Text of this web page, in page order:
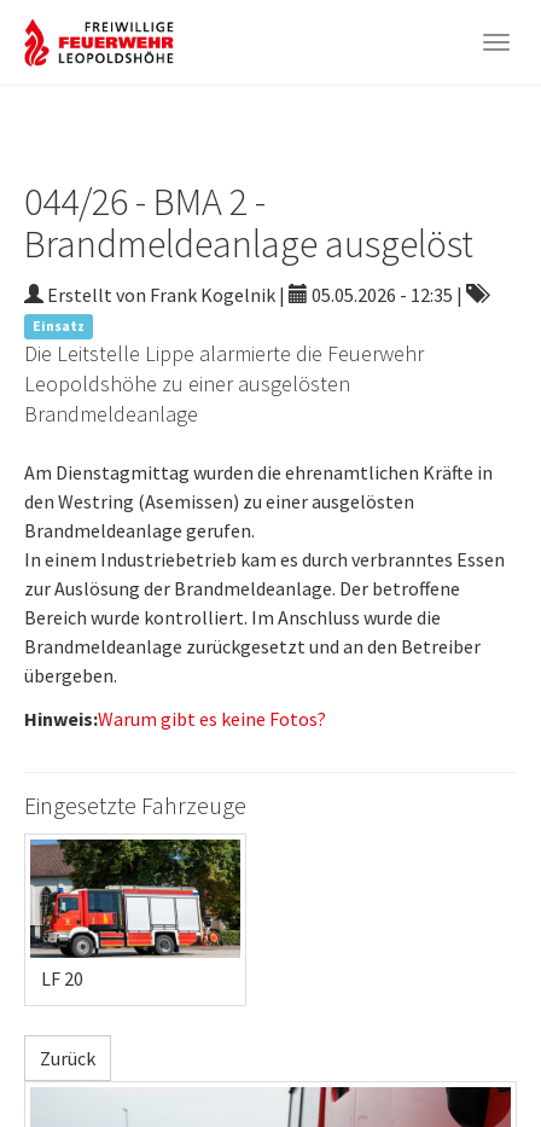
044/26 - BMA 2 -
Brandmeldeanlage ausgelöst
Erstellt von Frank Kogelnik | 05.05.2026 - 12:35 |
Einsatz
Die Leitstelle Lippe alarmierte die Feuerwehr
Leopoldshöhe zu einer ausgelösten
Brandmeldeanlage
Am Dienstagmittag wurden die ehrenamtlichen Kräfte in
den Westring (Asemissen) zu einer ausgelösten
Brandmeldeanlage gerufen.
In einem Industriebetrieb kam es durch verbranntes Essen
zur Auslösung der Brandmeldeanlage. Der betroffene
Bereich wurde kontrolliert. Im Anschluss wurde die
Brandmeldeanlage zurückgesetzt und an den Betreiber
übergeben.
Hinweis:Warum gibt es keine Fotos?
Eingesetzte Fahrzeuge
LF 20
Zurück